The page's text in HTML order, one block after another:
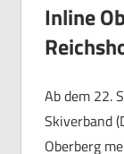
Inline
Ab dem 22.
Skiverband
Oberberg